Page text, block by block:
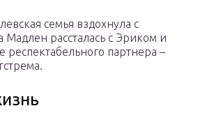
семья вздохнула с
Мадлен рассталась с Эриком и
респектабельного партнера –